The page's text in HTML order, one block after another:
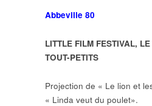
Abbeville 80
LITTLE FILM FESTIVAL,
TOUT-PETITS
Projection de « Le lion et
« Linda veut du poulet».